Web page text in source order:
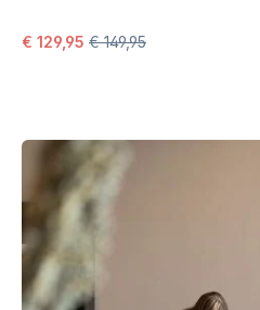
€ 129,95 € 149,95